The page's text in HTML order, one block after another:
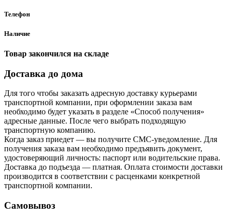
Телефон
Наличие
Товар закончился на складе
Доставка до дома
Для того чтобы заказать адресную доставку курьерами
транспортной компании, при оформлении заказа вам
необходимо будет указать в разделе «Способ получения»
адресные данные. После чего выбрать подходящую
транспортную компанию.
Когда заказ приедет — вы получите СМС-уведомление. Для
получения заказа вам необходимо предъявить документ,
удостоверяющий личность: паспорт или водительские права.
Доставка до подъезда — платная. Оплата стоимости доставки
производится в соответствии с расценками конкретной
транспортной компании.
Самовывоз